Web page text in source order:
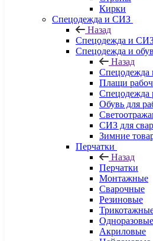
Кирки
Спецодежда и СИЗ
Назад
Спецодежда и
Спецодежда и
Назад
Спецодежда
Плащи
Спецодежда
Обувь для
СИЗ для
Зимние
Перчатки
Назад
Перчатки
Монтажные
Сварочные
Резиновые
Одноразовые
Акриловые